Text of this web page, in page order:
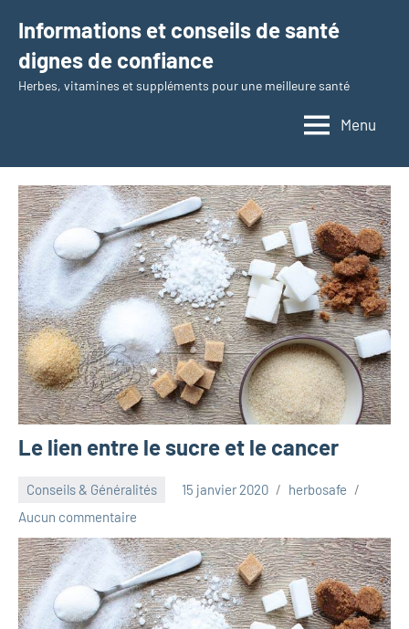
contenu
Informations et conseils de santé
dignes de confiance
Herbes, vitamines et suppléments pour une meilleure santé
Menu
Le lien entre le sucre et le cancer
Conseils & Généralités 15 janvier 2020
herbosafe
Aucun commentaire